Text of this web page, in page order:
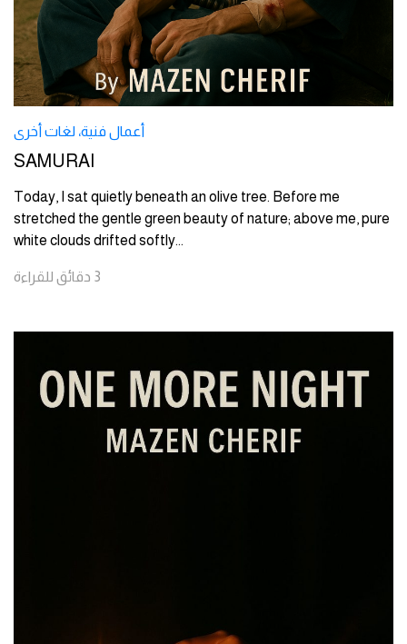
أعمال فنية، لغات أخرى
SAMURAI
Today, I sat quietly beneath an olive tree. Before me
stretched the gentle green beauty of nature; above me, pure
white clouds drifted softly...
3 دقائق للقراءة